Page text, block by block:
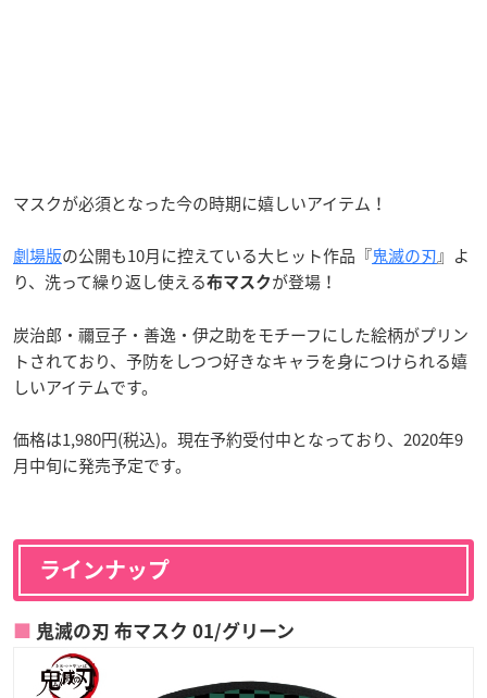
マスクが必須となった今の時期に嬉しいアイテム！
劇場版の公開も10月に控えている大ヒット作品『鬼滅の刃』よ
り、洗って繰り返し使える布マスク が登場！
炭治郎・禰豆子・善逸・伊之助をモチーフにした絵柄がプリン
トされており、予防をしつつ好きなキャラを身につけられる嬉
しいアイテムです。
価格は1,980円(税込)。現在予約受付中となっており、2020年9
月中旬に発売予定です。
ラインナップ
鬼滅の刃 布マスク 01/グリーン